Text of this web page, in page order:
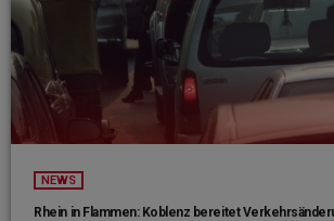
NEWS
Rhein in Flammen: Koblenz bereitet